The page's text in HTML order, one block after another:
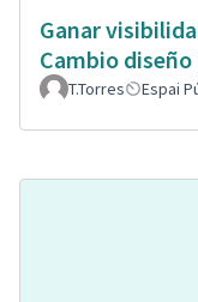
Ganar
Cambio diseño
T.Torres Espai